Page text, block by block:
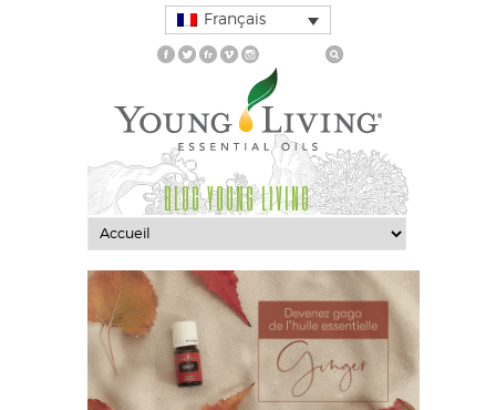
Français
BLOG YOUNG LIVING